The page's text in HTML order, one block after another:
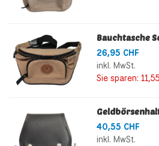
Bauchtasche
26,95 CHF
inkl. MwSt.
Sie sparen:
40,55 CHF
inkl. MwSt.